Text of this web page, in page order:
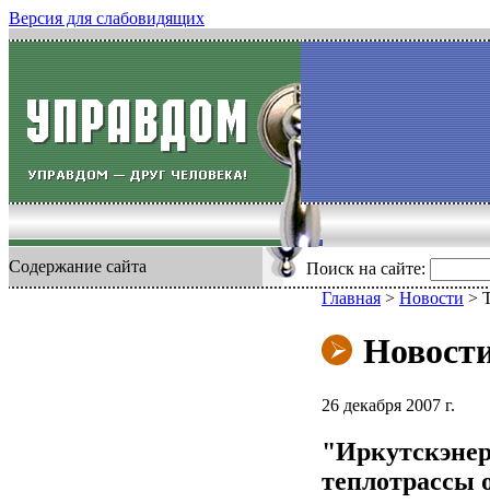
Версия для слабовидящих
Содержание сайта Поиск на сайте:
Главная > Новости >
26 декабря 2007 г.
теплотрассы